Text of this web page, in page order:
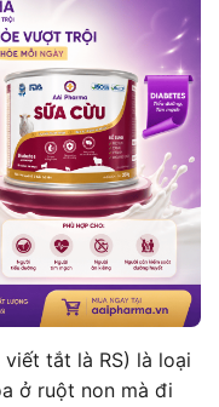
tắt là RS) là loại
ở ruột non mà đi